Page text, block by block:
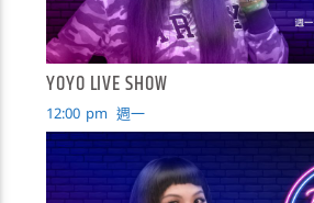
YOYO LIVE SHOW
12:00 pm 週一